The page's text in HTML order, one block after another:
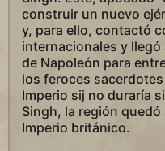
construir un nuevo
y, para ello, contactó
internacionales y
de Napoleón para
los feroces
Imperio sij no duraría
Singh, la región
Imperio británico.